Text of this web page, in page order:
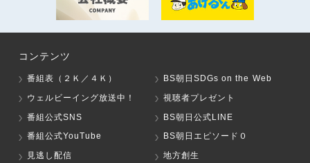
コンテンツ
番組表（２Ｋ／４Ｋ）
BS朝日SDGs on the Web
ウェルビーイング放送中！
視聴者プレゼント
番組公式SNS
BS朝日公式LINE
番組公式YouTube
BS朝日エピソード０
見逃し配信
地方創生